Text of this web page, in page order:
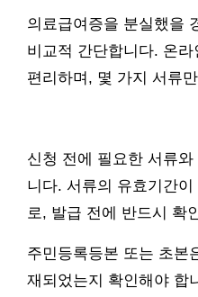
의료급여증을 분실했을
비교적 간단합니다. 온
편리하며, 몇 가지 서류
신청 전에 필요한 서류
니다. 서류의 유효기간
로, 발급 전에 반드시 확
주민등록등본 또는 초본
재되었는지 확인해야 합